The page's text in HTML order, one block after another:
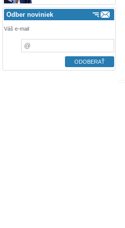
Odber noviniek
Váš e-mail